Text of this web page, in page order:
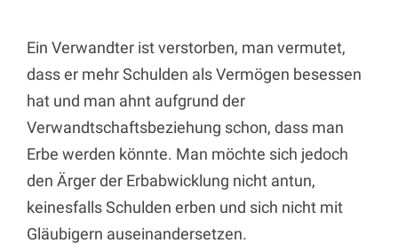
Ein Verwandter ist verstorben, man vermutet,
dass er mehr Schulden als Vermögen besessen
hat und man ahnt aufgrund der
Verwandtschaftsbeziehung schon, dass man
Erbe werden könnte. Man möchte sich jedoch
den Ärger der Erbabwicklung nicht antun,
keinesfalls Schulden erben und sich nicht mit
Gläubigern auseinandersetzen.